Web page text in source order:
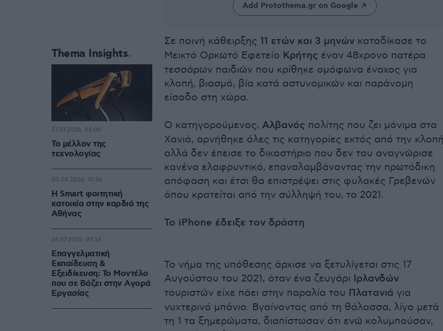
Add Protothema.gr on Google
Σε ποινή κάθειρξης 11 ετών και 3 μηνών καταδίκασε το
Μεικτό Ορκωτό Εφετείο Κρήτης έναν 48χρονο πατέρα
τεσσάρων παιδιών που κρίθηκε ομόφωνα ένοχος για
κλοπή, βιασμό, βία κατά αστυνομικών και παράνομη
είσοδο στη χώρα.
Ο κατηγορούμενος, Αλβανός πολίτης που ζει μόνιμα στα
Χανιά, αρνήθηκε όλες τις κατηγορίες εκτός από την
αλλά δεν έπεισε το δικαστήριο που δεν του αναγνώρισε
κανένα ελαφρυντικό, επαναλαμβάνοντας την πρωτόδικη
απόφαση και έτσι θα επιστρέψει στις φυλακές Γρεβενών
όπου κρατείται από την σύλληψή του, το 2021.
Το iPhone έδειξε τον δράστη
Το νήμα της υπόθεσης άρχισε να ξετυλίγεται στις 17
Αυγούστου του 2021, όταν ένα ζευγάρι Ιρλανδών
τουριστών είχε πάει στην παραλία του Πλατανιά για
νυχτερινό μπάνιο. Βγαίνοντας από τη θάλασσα, λίγο μετά
τη 1 τα ξημερώματα, διαπίστωσαν ότι ενώ κολυμπούσαν,
Thema Insights
Το μέλλον της
τεχνολογίας
27.07.2026, 06:00
Η Smart φοιτητική
κατοικία στην καρδιά της
Αθήνας
03.08.2026, 10:56
Επαγγελματική
Εκπαίδευση &
Εξειδίκευση: Το Mοντέλο
που σε Bάζει στην Aγορά
Eργασίας
26.07.2026, 09:54